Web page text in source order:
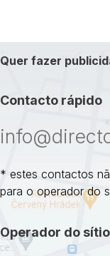
Quer fazer
Contacto rápido
* estes contactos
para o operador do
Operador do